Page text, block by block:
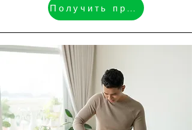
Получить предложение